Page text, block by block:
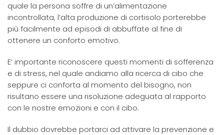
quale la persona soffre di un’alimentazione
incontrollata, l’alta produzione di cortisolo porterebbe
più facilmente ad episodi di abbuffate al fine di
ottenere un conforto emotivo.
E’ importante riconoscere questi momenti di sofferenza
e di stress, nel quale andiamo alla ricerca di cibo che
seppure ci conforta al momento del bisogno, non
risultano essere una risoluzione adeguata al rapporto
con le nostre emozioni e con il cibo.
Il dubbio dovrebbe portarci ad attivare la prevenzione e